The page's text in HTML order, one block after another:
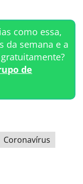
como essa,
da semana e a
gratuitamente?
de
Coronavírus